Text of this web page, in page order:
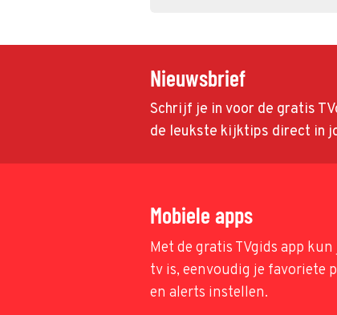
Nieuwsbrief
Schrijf je in voor de gratis
de leukste kijktips direct in
Mobiele apps
Met de gratis TVgids app
tv is, eenvoudig je favoriete
en alerts instellen.